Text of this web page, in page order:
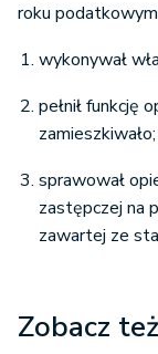
roku
wykonywał
pełnił funkcję
zamieszkiwało;
sprawował
zastępczej na
zawartej ze
Zobacz